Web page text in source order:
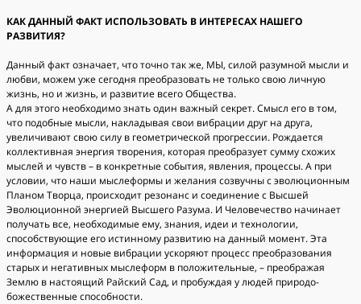
КАК ДАННЫЙ ФАКТ ИСПОЛЬЗОВАТЬ В ИНТЕРЕСАХ НАШЕГО
РАЗВИТИЯ?
Данный факт означает, что точно так же, МЫ, силой разумной мысли и
любви, можем уже сегодня преобразовать не только свою личную
жизнь, но и жизнь, и развитие всего Общества.
А для этого необходимо знать один важный секрет. Смысл его в том,
что подобные мысли, накладывая свои вибрации друг на друга,
увеличивают свою силу в геометрической прогрессии. Рождается
коллективная энергия творения, которая преобразует сумму схожих
мыслей и чувств – в конкретные события, явления, процессы. А при
условии, что наши мыслеформы и желания созвучны с эволюционным
Планом Творца, происходит резонанс и соединение с Высшей
Эволюционной энергией Высшего Разума. И Человечество начинает
получать все, необходимые ему, знания, идеи и технологии,
способствующие его истинному развитию на данный момент. Эта
информация и новые вибрации ускоряют процесс преобразования
старых и негативных мыслеформ в положительные, – преображая
Землю в настоящий Райский Сад, и пробуждая у людей природо-
божественные способности.